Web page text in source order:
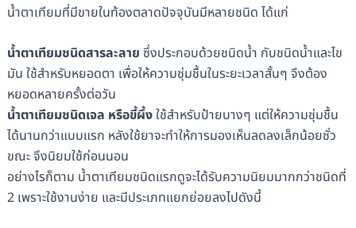
น้ำตาเทียมที่มีขายในท้องตลาดปัจจุบันมีหลายชนิด ได้แก่
น้ำตาเทียมชนิดสารละลาย ซึ่งประกอบด้วยชนิดน้ำ กับชนิดน้ำและไข
มัน ใช้สำหรับหยอดตา เพื่อให้ความชุ่มชื้นในระยะเวลาสั้นๆ จึงต้อง
หยอดหลายครั้งต่อวัน
น้ำตาเทียมชนิดเจล หรือขี้ผึ้งใช้สำหรับป้ายบางๆ แต่ให้ความชุ่มชื้น
ได้นานกว่าแบบแรก หลังใช้ยาจะทำให้การมองเห็นลดลงเล็กน้อยชั่ว
ขณะ จึงนิยมใช้ก่อนนอน
อย่างไรก็ตาม น้ำตาเทียมชนิดแรกดูจะได้รับความนิยมมากกว่าชนิดที่
2 เพราะใช้งานง่าย และมีประเภทแยกย่อยลงไปดังนี้